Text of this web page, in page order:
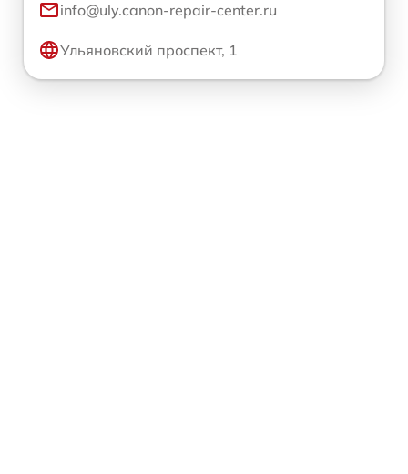
info@uly.canon-repair-center.ru
Ульяновский проспект, 1